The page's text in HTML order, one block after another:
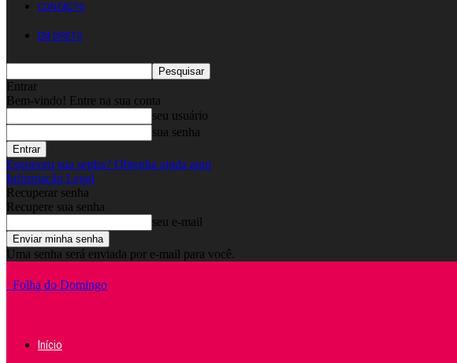
CONTACTO
EM DIRETO
Entrar
Bem-vindo! Entre na sua conta
seu usuário
sua senha
Esqueceu sua senha? Obtenha ajuda aqui
Informação Legal
Recuperar senha
Recupere sua senha
seu e-mail
Uma senha será enviada por e-mail para você.
Folha do Domingo
Início